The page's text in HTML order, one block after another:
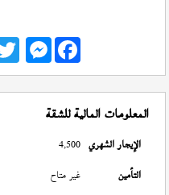
Messenger
المعلومات المالية للشقة
الإيجار الشهري 4,500
التأمين
غير متاح